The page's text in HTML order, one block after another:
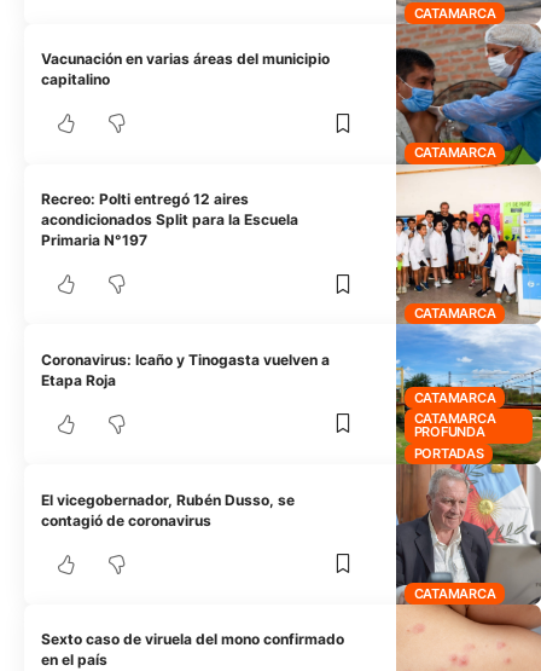
CATAMARCA
CATAMARCA
Vacunación en varias áreas del municipio
capitalino
CATAMARCA
Recreo: Polti entregó 12 aires
acondicionados Split para la Escuela
Primaria N°197
CATAMARCA
CATAMARCA
PROFUNDA
PORTADAS
Coronavirus: Icaño y Tinogasta vuelven a
Etapa Roja
CATAMARCA
El vicegobernador, Rubén Dusso, se
contagió de coronavirus
Sexto caso de viruela del mono confirmado
en el país